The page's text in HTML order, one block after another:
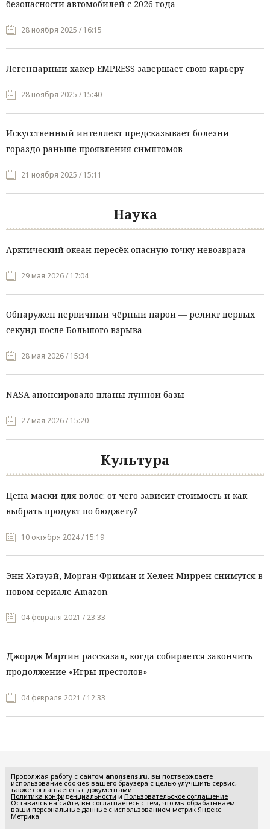
безопасности автомобилей с 2026 года
28 ноября 2025 / 16:15
Легендарный хакер EMPRESS завершает свою карьеру
28 ноября 2025 / 15:40
Искусственный интеллект предсказывает болезни
гораздо раньше проявления симптомов
21 ноября 2025 / 15:11
Наука
Арктический океан пересёк опасную точку невозврата
29 мая 2026 / 17:04
Обнаружен первичный чёрный нарой — реликт первых
секунд после Большого взрыва
28 мая 2026 / 15:34
NASA анонсировало планы лунной базы
27 мая 2026 / 15:20
Культура
Цена маски для волос: от чего зависит стоимость и как
выбрать продукт по бюджету?
10 октября 2024 / 15:19
Энн Хэтэуэй, Морган Фриман и Хелен Миррен снимутся в
новом сериале Amazon
04 февраля 2021 / 23:33
Джордж Мартин рассказал, когда собирается закончить
продолжение «Игры престолов»
04 февраля 2021 / 12:33
Редакция
Реклама
Продолжая работу с сайтом anonsens.ru, вы подтверждаете
использование cookies вашего браузера с целью улучшить сервис,
также соглашаетесь с документами:
Политика конфиденциальности и Пользовательское соглашение
Оставаясь на сайте, вы соглашаетесь с тем, что мы обрабатываем
ваши персональные данные с использованием метрик Яндекс
Метрика.